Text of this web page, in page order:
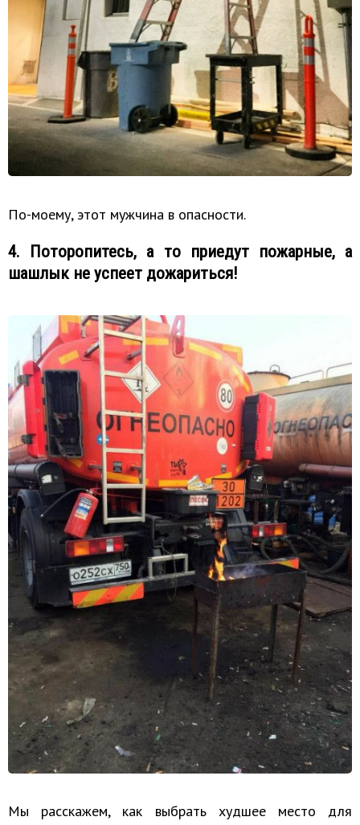
По-моему, этот мужчина в опасности.
4. Поторопитесь, а то приедут пожарные, а
шашлык не успеет дожариться!
Мы расскажем, как выбрать худшее место для